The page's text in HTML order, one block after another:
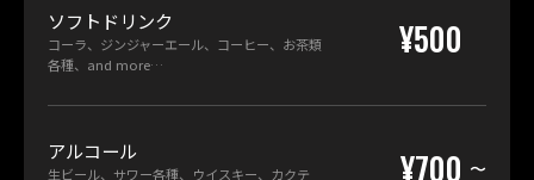
ソフトドリンク
コーラ、ジンジャーエール、コーヒー、お茶類
各種、and more…
¥500
アルコール
生ビール、サワー各種、ウイスキー、カクテ ¥700